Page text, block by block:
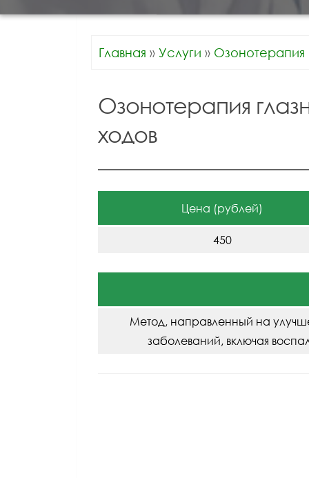
Главная » Услуги »
Озонотерапия
ходов
Цена (рублей)
450
Метод, направленный на
заболеваний, включая